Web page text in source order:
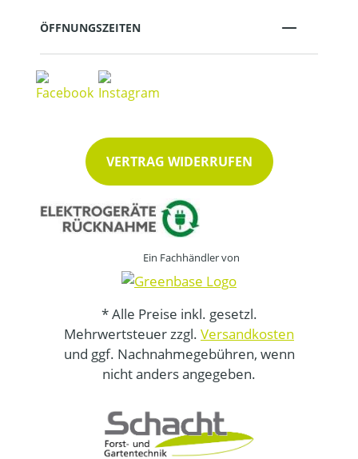
ÖFFNUNGSZEITEN
VERTRAG WIDERRUFEN
Ein Fachhändler von
* Alle Preise inkl. gesetzl.
Mehrwertsteuer zzgl. Versandkosten
und ggf. Nachnahmegebühren, wenn
nicht anders angegeben.